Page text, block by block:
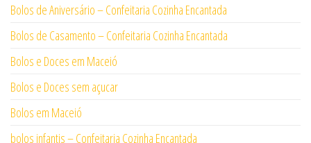
Bolos de Aniversário – Confeitaria Cozinha Encantada
Bolos de Casamento – Confeitaria Cozinha Encantada
Bolos e Doces em Maceió
Bolos e Doces sem açucar
Bolos em Maceió
bolos infantis – Confeitaria Cozinha Encantada